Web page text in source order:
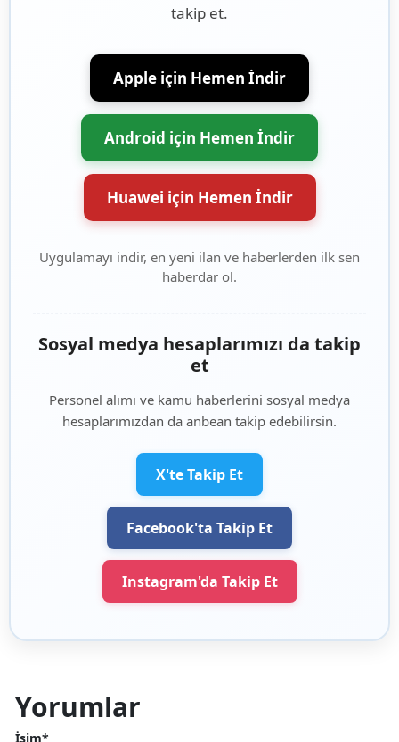
takip et.
Apple için Hemen İndir
Android için Hemen İndir
Huawei için Hemen İndir
Uygulamayı indir, en yeni ilan ve haberlerden ilk sen
haberdar ol.
Sosyal medya hesaplarımızı da takip
et
Personel alımı ve kamu haberlerini sosyal medya
hesaplarımızdan da anbean takip edebilirsin.
X'te Takip Et
Facebook'ta Takip Et
Instagram'da Takip Et
Yorumlar
İsim*